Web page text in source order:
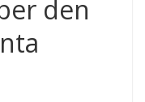
den